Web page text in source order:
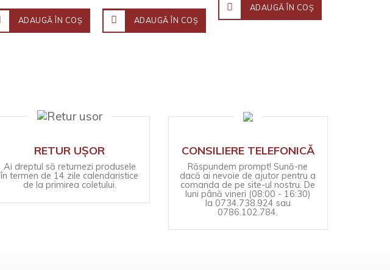
ADAUGĂ ÎN COŞ ADAUGĂ ÎN COŞ
ADAUGĂ ÎN COŞ
RETUR UȘOR
Ai dreptul să returnezi produsele
în termen de 14 zile calendaristice
de la primirea coletului.
CONSILIERE TELEFONICĂ
Răspundem prompt! Sună-ne
dacă ai nevoie de ajutor pentru a
comanda de pe site-ul nostru. De
luni până vineri (08:00 - 16:30)
la 0734.738.924 sau
0786.102.784.